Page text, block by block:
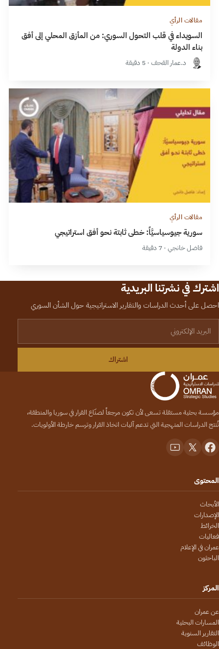
مقالات الرأي
السويداء في قلب التحول السوري: من المأزق المحلي إلى أفق
بناء الدولة
د.عمار القحف · 5 دقيقة
مقالات الرأي
سورية جيوسياسيَّاً: خطى ثابتة نحو أفق استراتيجي
فاضل خانجي · 7 دقيقة
اشترك في نشرتنا البريدية
احصل على أحدث الدراسات والتقارير الاستراتيجية حول الشأن السوري
اشتراك
مؤسسة بحثية مستقلة تسعى لأن تكون مرجعاً لصنّاع القرار في سوريا والمنطقة،
تُنتج الدراسات المنهجية التي تدعم آليات اتخاذ القرار وترسم خارطة الأولويات.
المحتوى
الأبحاث
الإصدارات
الخرائط
فعاليات
عمران في الإعلام
الباحثون
المركز
عن عمران
المسارات البحثية
التقارير السنوية
الوظائف